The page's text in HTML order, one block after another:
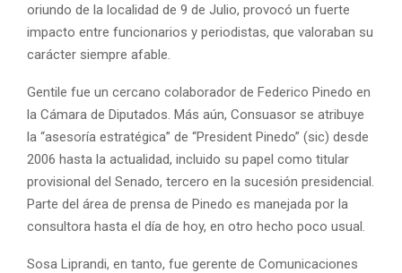
oriundo de la localidad de 9 de Julio, provocó un fuerte
impacto entre funcionarios y periodistas, que valoraban su
carácter siempre afable.
Gentile fue un cercano colaborador de Federico Pinedo en
la Cámara de Diputados. Más aún, Consuasor se atribuye
la “asesoría estratégica” de “President Pinedo” (sic) desde
2006 hasta la actualidad, incluido su papel como titular
provisional del Senado, tercero en la sucesión presidencial.
Parte del área de prensa de Pinedo es manejada por la
consultora hasta el día de hoy, en otro hecho poco usual.
Sosa Liprandi, en tanto, fue gerente de Comunicaciones